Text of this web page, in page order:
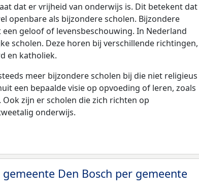
dat er vrijheid van onderwijs is. Dit betekent dat
openbare als bijzondere scholen. Bijzondere
geloof of levensbeschouwing. In Nederland
scholen. Deze horen bij verschillende richtingen,
en katholiek.
meer bijzondere scholen bij die niet religieus
een bepaalde visie op opvoeding of leren, zoals
zijn er scholen die zich richten op
onderwijs.
Den Bosch per gemeente